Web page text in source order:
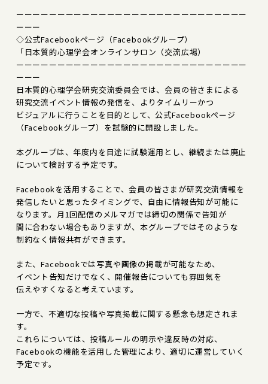
ーーーーーーーーーーーーーーーーーーーーーーーーーーーー
ーーー
◇公式Facebookページ（Facebookグループ）
「日本質的心理学会オンラインサロン（交流広場）
ーーーーーーーーーーーーーーーーーーーーーーーーーーーー
ーーー
日本質的心理学会研究交流委員会では、会員の皆さまによる
研究交流イベント情報の発信を、よりタイムリーかつ
ビジュアルに行うことを目的として、公式Facebookページ
（Facebookグループ）を試験的に開設しました。
本グループは、年度内を目途に試験運用とし、継続または廃止
について検討する予定です。
Facebookを活用することで、会員の皆さまが研究交流情報を
発信したいと思ったタイミングで、自由に情報告知が可能に
なります。月1回配信のメルマガでは締切の関係で告知が
間に合わない場合もありますが、本グループではそのような
制約なく情報共有ができます。
また、Facebookでは写真や画像の掲載が可能なため、
イベント告知だけでなく、開催報告についても雰囲気を
伝えやすくなると考えています。
一方で、不適切な投稿や写真掲載に関する懸念も想定されま
す。
これらについては、投稿ルールの明示や違反時の対応、
Facebookの機能を活用した管理により、適切に運営していく
予定です。